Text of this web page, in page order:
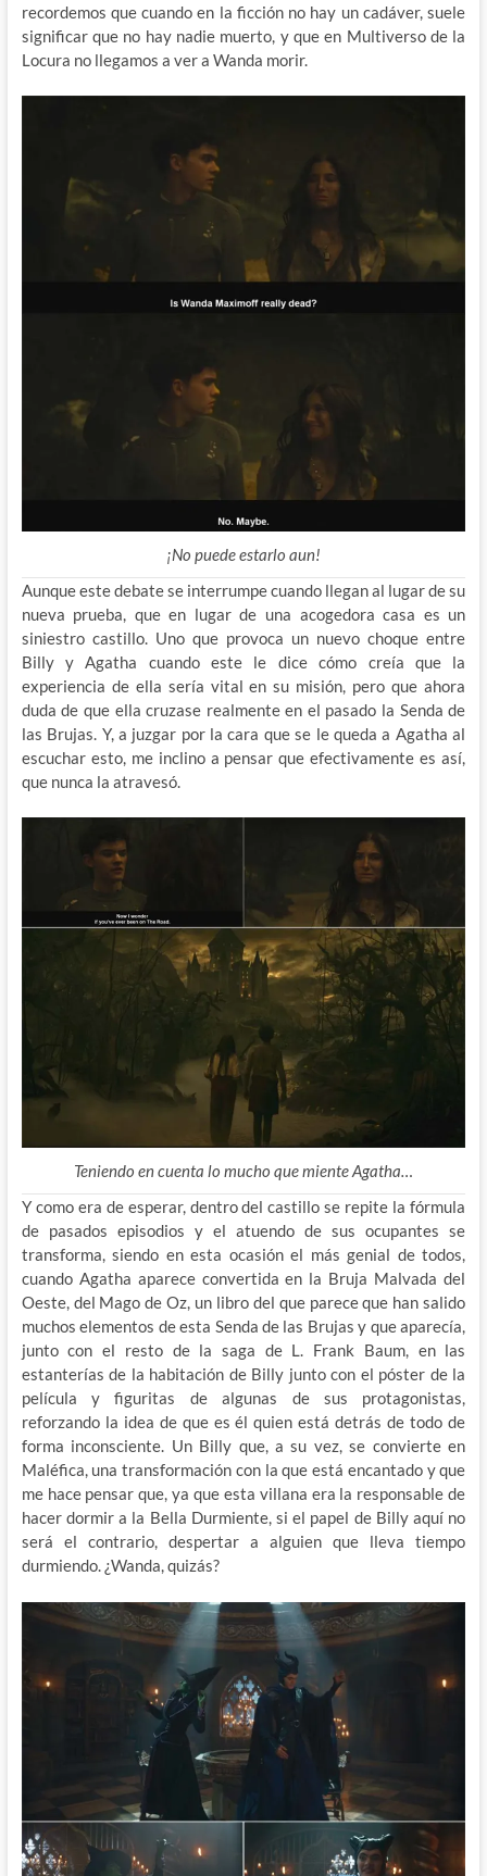
recordemos que cuando en la ficción no hay un cadáver, suele
significar que no hay nadie muerto, y que en Multiverso de la
Locura no llegamos a ver a Wanda morir.
¡No puede estarlo aun!
Aunque este debate se interrumpe cuando llegan al lugar de su
nueva prueba, que en lugar de una acogedora casa es un
siniestro castillo. Uno que provoca un nuevo choque entre
Billy y Agatha cuando este le dice cómo creía que la
experiencia de ella sería vital en su misión, pero que ahora
duda de que ella cruzase realmente en el pasado la Senda de
las Brujas. Y, a juzgar por la cara que se le queda a Agatha al
escuchar esto, me inclino a pensar que efectivamente es así,
que nunca la atravesó.
Teniendo en cuenta lo mucho que miente Agatha…
Y como era de esperar, dentro del castillo se repite la fórmula
de pasados episodios y el atuendo de sus ocupantes se
transforma, siendo en esta ocasión el más genial de todos,
cuando Agatha aparece convertida en la Bruja Malvada del
Oeste, del Mago de Oz, un libro del que parece que han salido
muchos elementos de esta Senda de las Brujas y que aparecía,
junto con el resto de la saga de L. Frank Baum, en las
estanterías de la habitación de Billy junto con el póster de la
película y figuritas de algunas de sus protagonistas,
reforzando la idea de que es él quien está detrás de todo de
forma inconsciente. Un Billy que, a su vez, se convierte en
Maléfica, una transformación con la que está encantado y que
me hace pensar que, ya que esta villana era la responsable de
hacer dormir a la Bella Durmiente, si el papel de Billy aquí no
será el contrario, despertar a alguien que lleva tiempo
durmiendo. ¿Wanda, quizás?